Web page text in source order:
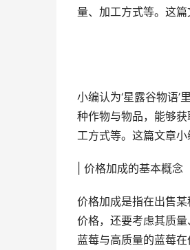
量、加工方式等。这
小编认为‘星露谷物语
种作物与物品，能够
工方式等。这篇文章
| 价格加成的基本概念
价格加成是指在出售
价格，还要考虑其质
蓝莓与高质量的蓝莓